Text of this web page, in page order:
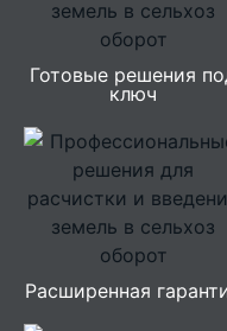
Общая ширина, T
Общая высота, H
Общая длина, L
Готовые решения
ключ
Расширенная